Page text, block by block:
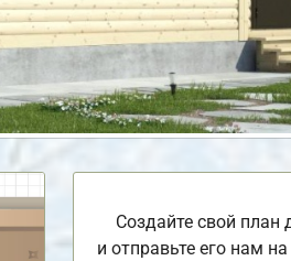
Создайте свой план
и отправьте его нам